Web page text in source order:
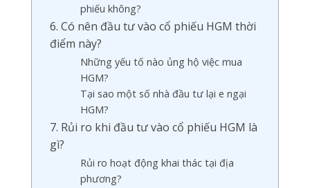
phiếu không?
6. Có nên đầu tư vào cổ phiếu HGM thời
điểm này?
Những yếu tố nào ủng hộ việc mua
HGM?
Tại sao một số nhà đầu tư lại e ngại
HGM?
7. Rủi ro khi đầu tư vào cổ phiếu HGM là
gì?
Rủi ro hoạt động khai thác tại địa
phương?